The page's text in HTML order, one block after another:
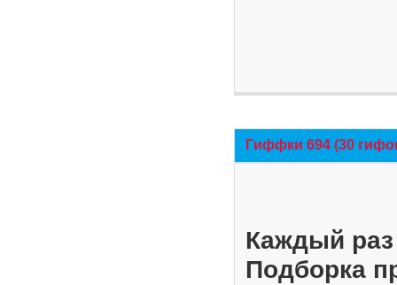
Гиффки 694 (30
Каждый
Подборка